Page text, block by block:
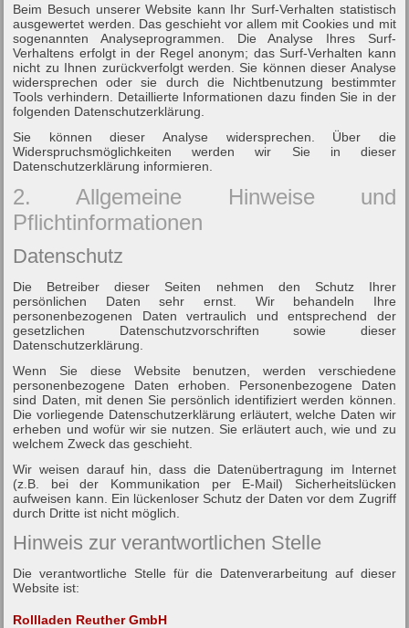
Beim Besuch unserer Website kann Ihr Surf-Verhalten statistisch
ausgewertet werden. Das geschieht vor allem mit Cookies und mit
sogenannten Analyseprogrammen. Die Analyse Ihres Surf-
Verhaltens erfolgt in der Regel anonym; das Surf-Verhalten kann
nicht zu Ihnen zurückverfolgt werden. Sie können dieser Analyse
widersprechen oder sie durch die Nichtbenutzung bestimmter
Tools verhindern. Detaillierte Informationen dazu finden Sie in der
folgenden Datenschutzerklärung.
Sie können dieser Analyse widersprechen. Über die
Widerspruchsmöglichkeiten werden wir Sie in dieser
Datenschutzerklärung informieren.
2. Allgemeine Hinweise und
Pflichtinformationen
Datenschutz
Die Betreiber dieser Seiten nehmen den Schutz Ihrer
persönlichen Daten sehr ernst. Wir behandeln Ihre
personenbezogenen Daten vertraulich und entsprechend der
gesetzlichen Datenschutzvorschriften sowie dieser
Datenschutzerklärung.
Wenn Sie diese Website benutzen, werden verschiedene
personenbezogene Daten erhoben. Personenbezogene Daten
sind Daten, mit denen Sie persönlich identifiziert werden können.
Die vorliegende Datenschutzerklärung erläutert, welche Daten wir
erheben und wofür wir sie nutzen. Sie erläutert auch, wie und zu
welchem Zweck das geschieht.
Wir weisen darauf hin, dass die Datenübertragung im Internet
(z.B. bei der Kommunikation per E-Mail) Sicherheitslücken
aufweisen kann. Ein lückenloser Schutz der Daten vor dem Zugriff
durch Dritte ist nicht möglich.
Hinweis zur verantwortlichen Stelle
Die verantwortliche Stelle für die Datenverarbeitung auf dieser
Website ist:
Rollladen Reuther GmbH